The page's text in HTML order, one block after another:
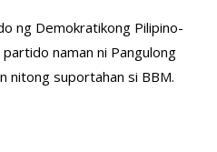
ng Demokratikong Pilipino-
naman ni Pangulong
nitong suportahan si BBM.